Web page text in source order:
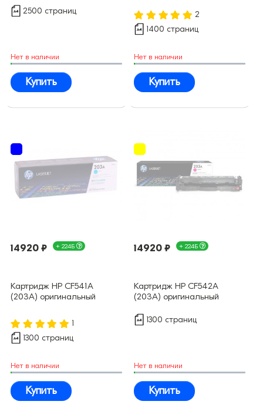
2500 страниц
Нет в наличии
Купить
2
1400 страниц
Нет в наличии
Купить
14920 ₽ + 224Б
Картридж HP CF541A
(203A) оригинальный
1
1300 страниц
Нет в наличии
Купить
14920 ₽ + 224Б
Картридж HP CF542A
(203A) оригинальный
1300 страниц
Нет в наличии
Купить